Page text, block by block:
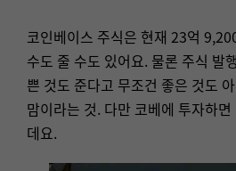
코인베이스 주식은 현재 23억
수도 줄 수도 있어요. 물론 주식 발
쁜 것도 준다고 무조건 좋은 것도
맘이라는 것. 다만 코베에 투자하면
데요.